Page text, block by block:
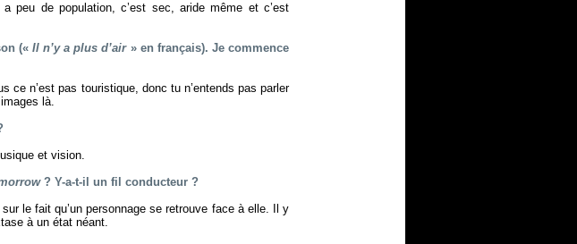
peu de population, c’est sec, aride même et c’est
(« Il n’y a plus d’air » en français). Je commence
ce n’est pas touristique, donc tu n’entends pas parler
là.
et vision.
? Y-a-t-il un fil conducteur ?
le fait qu’un personnage se retrouve face à elle. Il y
à un état néant.